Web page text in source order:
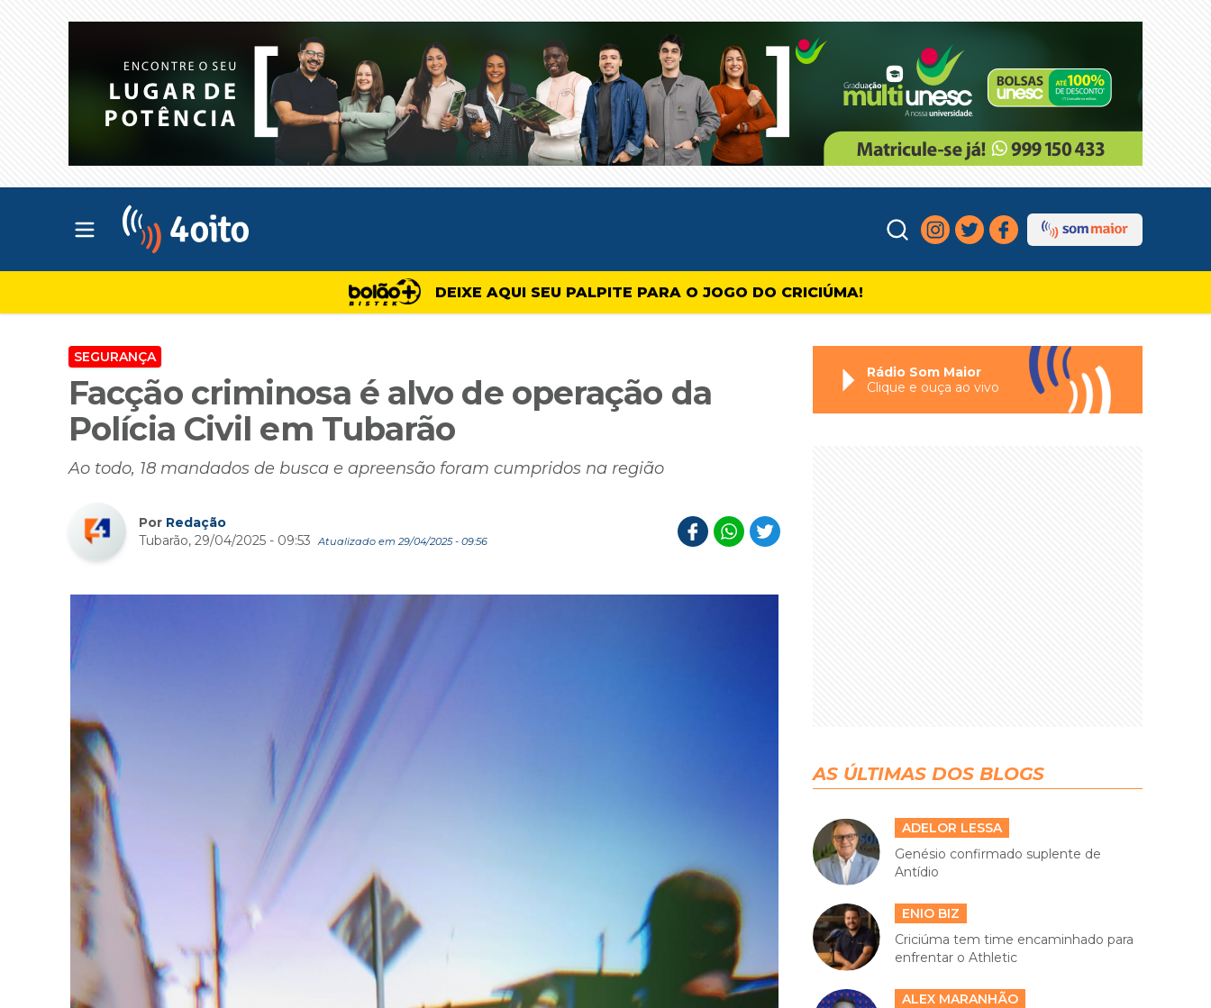
Abrir menu principal
DEIXE AQUI SEU PALPITE PARA O JOGO DO CRICIÚMA!
SEGURANÇA
Facção criminosa é alvo de operação da
Polícia Civil em Tubarão
Ao todo, 18 mandados de busca e apreensão foram cumpridos na região
Por Redação
Tubarão, 29/04/2025 - 09:53
Atualizado em 29/04/2025 - 09:56
Rádio Som Maior
Clique e ouça ao vivo
AS ÚLTIMAS DOS BLOGS
ADELOR LESSA
Genésio confirmado suplente de
Antídio
ENIO BIZ
Criciúma tem time encaminhado para
enfrentar o Athletic
ALEX MARANHÃO